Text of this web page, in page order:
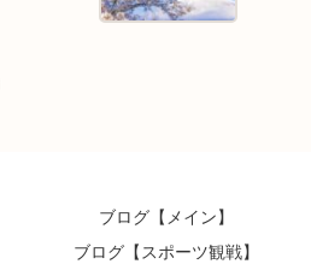
ブログ【メイン】
ブログ【スポーツ観戦】